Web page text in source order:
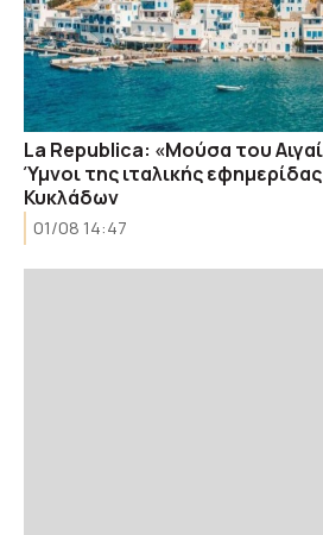
La Republica: «Μούσα του
Ύμνοι της ιταλικής
Κυκλάδων
01/08 14:47